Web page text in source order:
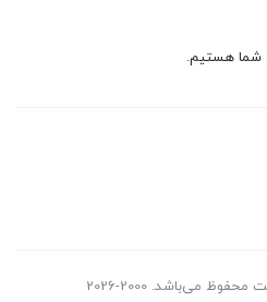
می‌باشد. 2000-2026